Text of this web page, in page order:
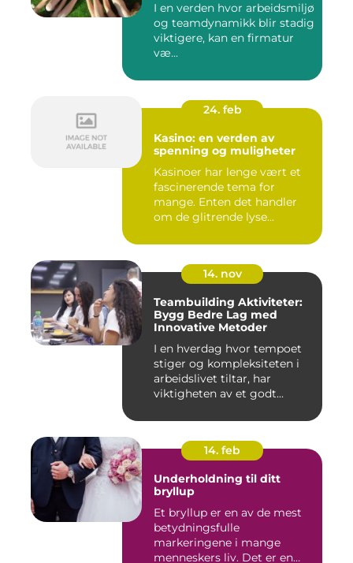
I en verden hvor arbeidsmiljø
og teamdynamikk blir stadig
viktigere, kan en firmatur
væ...
24. feb
Kasino: en verden av
spenning og muligheter
Kasinoer har lenge vært et
fascinerende tema for
mange. Enten det handler
om de glitrende lyse...
14. nov
Teambuilding Aktiviteter:
Bygg Bedre Lag med
Innovative Metoder
I en hverdag hvor tempoet
stiger og kompleksiteten i
arbeidslivet tiltar, har
viktigheten av et godt...
14. feb
Underholdning til ditt
bryllup
Et bryllup er en av de mest
betydningsfulle
markeringene i mange
menneskers liv. Det er en